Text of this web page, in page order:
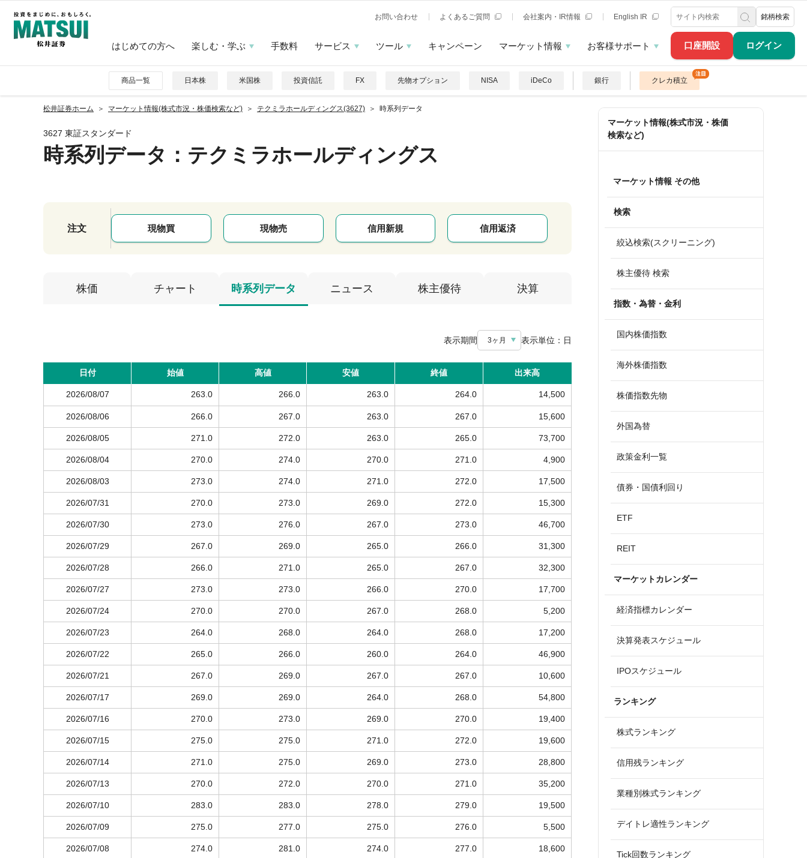
口座開設 ログイン
お問い合わせ よくあるご質問 会社案内・IR情報 English IR 銘柄検索
はじめての方へ 楽しむ・学ぶ 手数料 サービス ツール キャンペーン マーケット情報 お客様サポート
商品一覧 日本株 米国株 投資信託 FX 先物オプション NISA iDeCo 銀行 クレカ積立
松井証券ホーム マーケット情報(株式市況・株価検索など) テクミラホールディングス(3627) 時系列データ
3627 東証スタンダード
時系列データ ：テクミラホールディングス
注文 現物買 現物売 信用新規 信用返済
株価 チャート 時系列データ ニュース 株主優待 決算
表示期間 3ヶ月 表示単位： 日
日付 始値 高値 安値 終値 出来高
2026/08/07 263.0 266.0 263.0 264.0 14,500
2026/08/06 266.0 267.0 263.0 267.0 15,600
2026/08/05 271.0 272.0 263.0 265.0 73,700
2026/08/04 270.0 274.0 270.0 271.0 4,900
2026/08/03 273.0 274.0 271.0 272.0 17,500
2026/07/31 270.0 273.0 269.0 272.0 15,300
2026/07/30 273.0 276.0 267.0 273.0 46,700
2026/07/29 267.0 269.0 265.0 266.0 31,300
2026/07/28 266.0 271.0 265.0 267.0 32,300
2026/07/27 273.0 273.0 266.0 270.0 17,700
2026/07/24 270.0 270.0 267.0 268.0 5,200
2026/07/23 264.0 268.0 264.0 268.0 17,200
2026/07/22 265.0 266.0 260.0 264.0 46,900
2026/07/21 267.0 269.0 267.0 267.0 10,600
2026/07/17 269.0 269.0 264.0 268.0 54,800
2026/07/16 270.0 273.0 269.0 270.0 19,400
2026/07/15 275.0 275.0 271.0 272.0 19,600
2026/07/14 271.0 275.0 269.0 273.0 28,800
2026/07/13 270.0 272.0 270.0 271.0 35,200
2026/07/10 283.0 283.0 278.0 279.0 19,500
2026/07/09 275.0 277.0 275.0 276.0 5,500
2026/07/08 274.0 281.0 274.0 277.0 18,600
マーケット情報(株式市況・株価
検索など)
マーケット情報 その他
検索
絞込検索(スクリーニング)
株主優待 検索
指数・為替・金利
国内株価指数
海外株価指数
株価指数先物
外国為替
政策金利一覧
債券・国債利回り
ETF
REIT
マーケットカレンダー
経済指標カレンダー
決算発表スケジュール
IPOスケジュール
ランキング
株式ランキング
信用残ランキング
業種別株式ランキング
デイトレ適性ランキング
Tick回数ランキング